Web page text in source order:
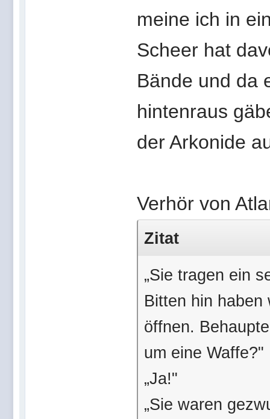
meine ich in
Scheer hat
Bände und da
hintenraus
der Arkonide
Verhör von
Zitat
„Sie tragen ein
Bitten hin
öffnen.
um eine Waffe?"
„Ja!"
„Sie waren